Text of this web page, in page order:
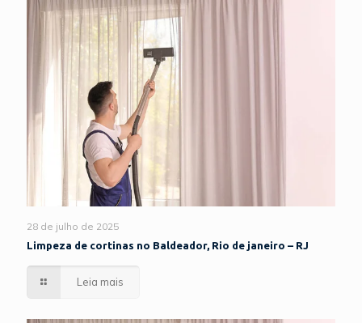
28 de julho de 2025
Limpeza de cortinas no Baldeador, Rio de janeiro – RJ
Leia mais